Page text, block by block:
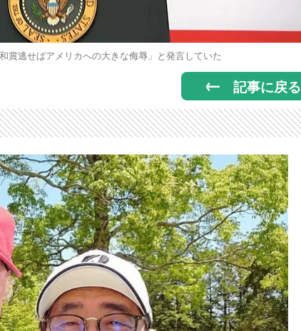
賞逃せばアメリカへの大きな侮辱」と発言していた
記事に戻る